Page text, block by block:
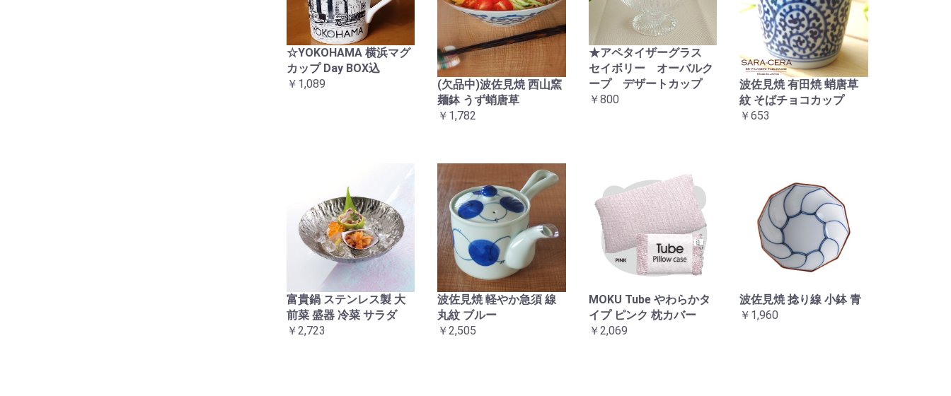
☆YOKOHAMA 横浜マグ
カップ Day BOX込
￥1,089
(欠品中)波佐見焼 西山窯
麺鉢 うず蛸唐草
￥1,782
★アペタイザーグラス
セイボリー オーバルク
ープ デザートカップ
￥800
波佐見焼 有田焼 蛸唐草
紋 そばチョコカップ
￥653
富貴鍋 ステンレス製 大
前菜 盛器 冷菜 サラダ
￥2,723
波佐見焼 軽やか急須 線
丸紋 ブルー
￥2,505
MOKU Tube やわらかタ
イプ ピンク 枕カバー
￥2,069
波佐見焼 捻り線 小鉢 青
￥1,960